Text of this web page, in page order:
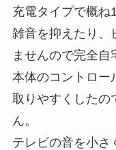
充電タイプで概ね
雑音を抑えたり、
ませんので完全
本体のコントロー
取りやすくしたの
ん。
テレビの音を小さ